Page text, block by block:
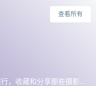
欣赏好的摄影作品就像一场净化心灵的旅行，收藏和分享那些摄影大师镜头下的精彩瞬间，原来世界的定格可以如此优美。
查看所有